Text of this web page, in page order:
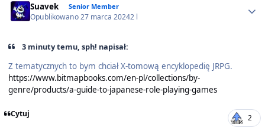
Suavek Senior Member
Opublikowano27 marca 20242 l
3 minuty temu, sph! napisał:
Z tematycznych to bym chciał X-tomową encyklopedię JRPG.
https://www.bitmapbooks.com/en-pl/collections/by-
genre/products/a-guide-to-japanese-role-playing-games
Cytuj 2